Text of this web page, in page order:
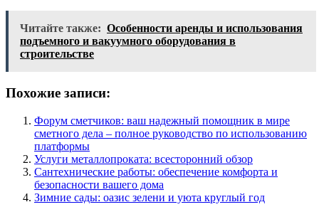
Читайте также: Особенности аренды и использования
подъемного и вакуумного оборудования в
строительстве
Похожие записи:
Форум сметчиков: ваш надежный помощник в мире
сметного дела – полное руководство по использованию
платформы
Услуги металлопроката: всесторонний обзор
Сантехнические работы: обеспечение комфорта и
безопасности вашего дома
Зимние сады: оазис зелени и уюта круглый год